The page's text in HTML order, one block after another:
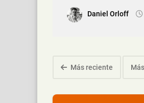
Daniel Orloff
Más reciente